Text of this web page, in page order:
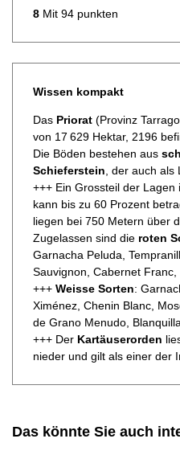
8 Mit 94 punkten
Wissen kompakt
Das Priorat (Provinz
von 17 629 Hektar, 2196
Die Böden bestehen aus
Schieferstein , der auch
+++ Ein Grossteil der Lagen
kann bis zu 60 Prozent
liegen bei 750 Metern über
Zugelassen sind die roten
Garnacha Peluda,
Sauvignon, Cabernet
+++ Weisse Sorten:
Ximénez, Chenin Blanc,
de Grano Menudo,
+++ Der Kartäuserorden
nieder und gilt als einer der
Das könnte Sie auch